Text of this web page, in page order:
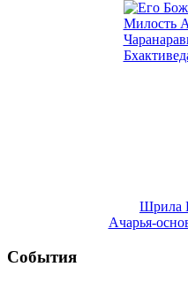
Шрила
Ачарья-
События